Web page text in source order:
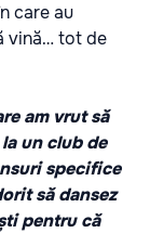
care au
vină… tot de
am vrut să
un club de
specifice
să dansez
pentru că